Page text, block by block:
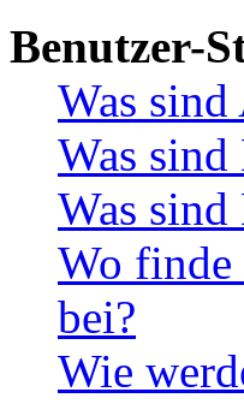
Benutzer-
Was
Was sind
Was sind
Wo finde
bei?
Wie